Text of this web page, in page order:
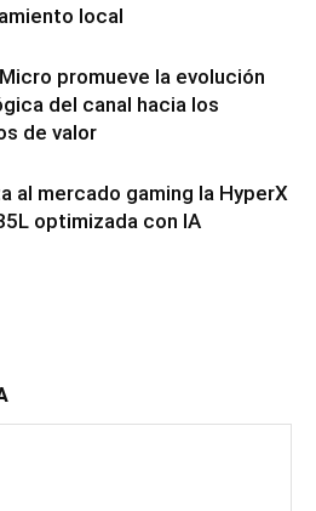
local
promueve la evolución
del canal hacia los
de valor
al mercado gaming la HyperX
optimizada con IA